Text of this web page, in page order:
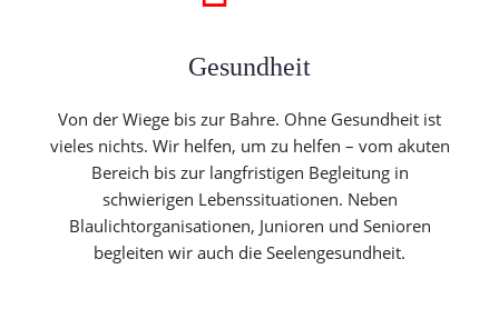
Gesundheit
Von der Wiege bis zur Bahre. Ohne Gesundheit ist
vieles nichts. Wir helfen, um zu helfen – vom akuten
Bereich bis zur langfristigen Begleitung in
schwierigen Lebenssituationen. Neben
Blaulichtorganisationen, Junioren und Senioren
begleiten wir auch die Seelengesundheit.